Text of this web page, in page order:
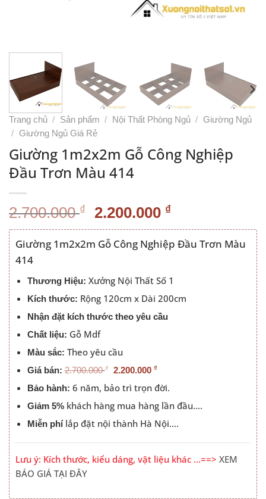
Trang chủ / Sản phẩm / Nội Thất Phòng Ngủ / Giường Ngủ
/ Giường Ngủ Giá Rẻ
Giường 1m2x2m Gỗ Công Nghiệp
Đầu Trơn Màu 414
2.700.000₫ Giá
gốc
là:
2.200.000 ₫Giá
hiện
tại
2.200.000 ₫.
Giường 1m2x2m Gỗ Công Nghiệp Đầu Trơn Màu
414
Thương Hiệu: Xưởng Nội Thất Số 1
Kích thước: Rộng 120cm x Dài 200cm
Nhận đặt kích thước theo yêu cầu
Chất liệu: Gỗ Mdf
Màu sắc: Theo yêu cầu
Giá bán:2.700.000 ₫ 2.200.000 ₫
Bảo hành: 6 năm, bảo trì trọn đời.
Giảm 5%khách hàng mua hàng lần đầu….
Miễn phílắp đặt nội thành Hà Nội….
Lưu ý: Kích thước, kiểu dáng, vật liệu khác …==> XEM
BÁO GIÁ TẠI ĐÂY